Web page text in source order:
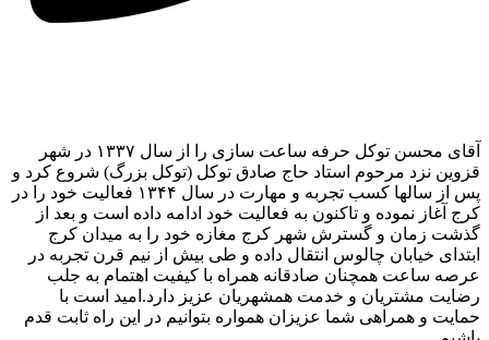
آقای محسن توکل حرفه ساعت سازی را از سال ۱۳۳۷ در شهر
قزوین نزد مرحوم استاد حاج صادق توکل (توکل بزرگ) شروع کرد و
پس از سالها کسب تجربه و مهارت در سال ۱۳۴۴ فعالیت خود را در
کرج آغاز نموده و تاکنون به فعالیت خود ادامه داده است و بعد از
گذشت زمان و گسترش شهر کرج مغازه خود را به میدان کرج
ابتدای خیابان چالوس انتقال داده و طی بیش از نیم قرن تجربه در
عرصه ساعت همچنان صادقانه همراه با کیفیت اهتمام به جلب
رضایت مشتریان و خدمت همشهریان عزیز دارد.امید است با
حمایت و همراهی شما عزیزان همواره بتوانیم در این راه ثابت قدم